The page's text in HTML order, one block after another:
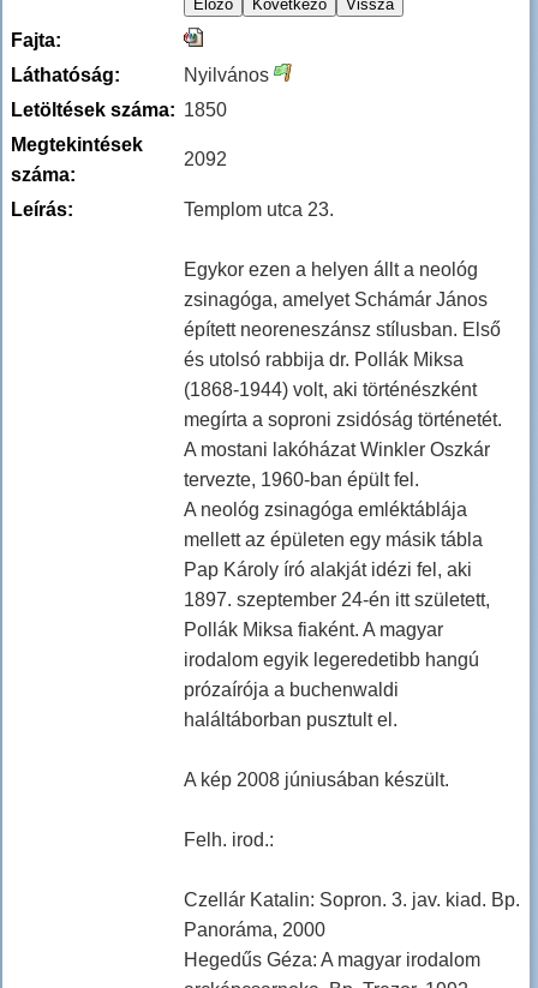
Fajta:
Láthatóság:
Nyilvános
Letöltések száma: 1850
Megtekintések
száma:
2092
Leírás: Templom utca 23.
Egykor ezen a helyen állt a neológ
zsinagóga, amelyet Schámár János
épített neoreneszánsz stílusban. Első
és utolsó rabbija dr. Pollák Miksa
(1868-1944) volt, aki történészként
megírta a soproni zsidóság történetét.
A mostani lakóházat Winkler Oszkár
tervezte, 1960-ban épült fel.
A neológ zsinagóga emléktáblája
mellett az épületen egy másik tábla
Pap Károly író alakját idézi fel, aki
1897. szeptember 24-én itt született,
Pollák Miksa fiaként. A magyar
irodalom egyik legeredetibb hangú
prózaírója a buchenwaldi
haláltáborban pusztult el.
A kép 2008 júniusában készült.
Felh. irod.:
Czellár Katalin: Sopron. 3. jav. kiad. Bp.
Panoráma, 2000
Hegedűs Géza: A magyar irodalom